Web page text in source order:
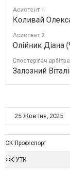
Асистент 1
Коливай
Асистент 2
Олійник Діана
Спостерігач
Залозний
25 Жовтня, 2025
СК Профіспорт
ФК УТК